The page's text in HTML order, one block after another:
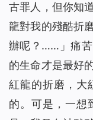
古罪人，但你知
龍對我的殘酷折
辦呢？……」痛苦
的生命才是最好
紅龍的折磨，大
的。可是，一想